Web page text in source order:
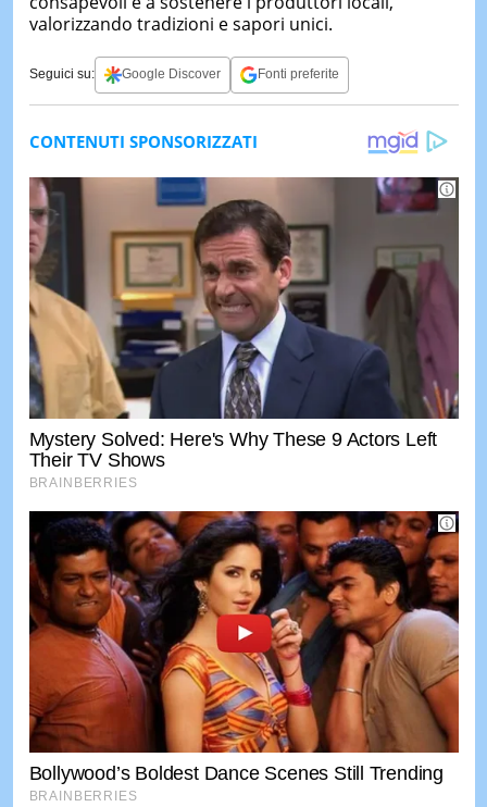
valorizzando tradizioni e sapori unici.
Seguici su: Google Discover Fonti preferite